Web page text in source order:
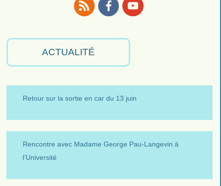
ACTUALITÉ
Retour sur la sortie en car du 13 juin
Rencontre avec Madame George Pau-Langevin à
l’Université